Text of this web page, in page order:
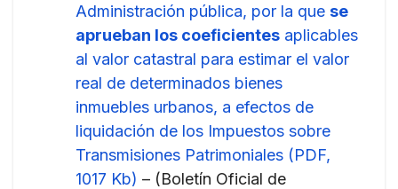
Administración pública, por la que se
aprueban los coeficientes aplicables
al valor catastral para estimar el valor
real de determinados bienes
inmuebles urbanos, a efectos de
liquidación de los Impuestos sobre
Transmisiones Patrimoniales (PDF,
1017 Kb) – (Boletín Oficial de